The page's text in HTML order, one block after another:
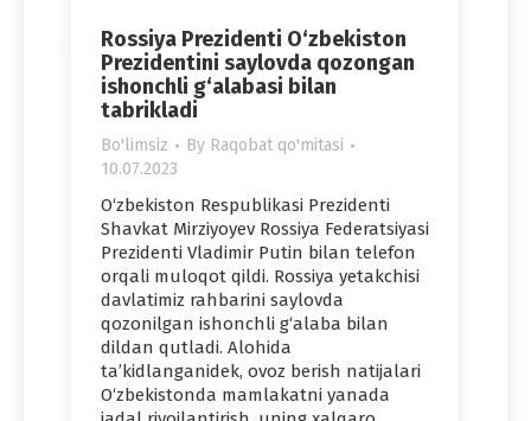
Rossiya Prezidenti O‘zbekiston
Prezidentini saylovda qozongan
ishonchli g‘alabasi bilan
tabrikladi
Bo'limsiz By Raqobat qo'mitasi
10.07.2023
O‘zbekiston Respublikasi Prezidenti
Shavkat Mirziyoyev Rossiya Federatsiyasi
Prezidenti Vladimir Putin bilan telefon
orqali muloqot qildi. Rossiya yetakchisi
davlatimiz rahbarini saylovda
qozonilgan ishonchli g‘alaba bilan
dildan qutladi. Alohida
ta’kidlanganidek, ovoz berish natijalari
O‘zbekistonda mamlakatni yanada